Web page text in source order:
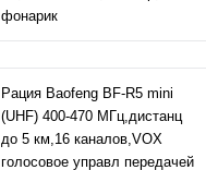
фонарик
Рация Baofeng BF-R5 mini
(UHF) 400-470 МГц,дистанц
до 5 км,16 каналов,VOX
голосовое управл передачей